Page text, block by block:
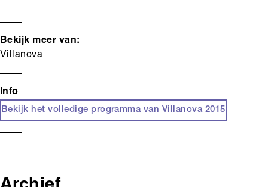
Bekijk meer van:
Villanova
Info
Bekijk het volledige programma van Villanova 2015